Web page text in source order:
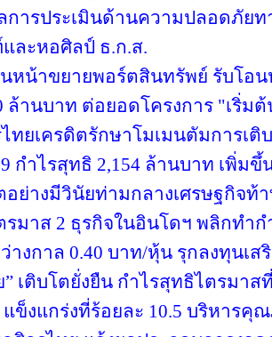
การประเมินด้านความปลอดภัยท
ะหอศิลป์ ธ.ก.ส.
นหน้าขยายพอร์ตสินทรัพย์ รับโอ
ล้านบาท ต่อยอดโครงการ "เริ่ม
ทยเครดิตรักษาโมเมนตัมการเติ
กำไรสุทธิ 2,154 ล้านบาท เพิ่ม
อย่างมีวินัยท่ามกลางเศรษฐกิจท้
รมาส 2 ธุรกิจในอินโดฯ พลิกทำ
างกาล 0.40 บาท/หุ้น รุกลงทุนเ
” เติบโตยั่งยืน กำไรสุทธิไตรมาส
แข็งแกร่งที่ร้อยละ 10.5 บริหาร